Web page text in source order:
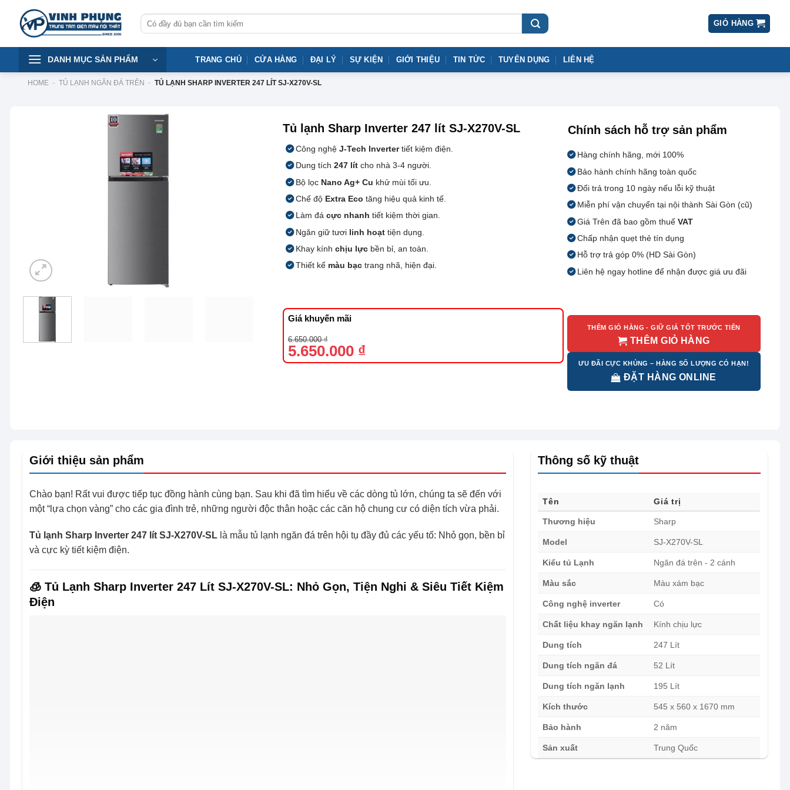
content
Tìm
kiếm:
GIỎ HÀNG
DANH MỤC SẢN PHẨM TRANG CHỦ CỬA HÀNG ĐẠI LÝ SỰ KIỆN GIỚI THIỆU TIN TỨC TUYỂN DỤNG LIÊN HỆ
HOME - TỦ LẠNH NGĂN ĐÁ TRÊN - TỦ LẠNH SHARP INVERTER 247 LÍT SJ-X270V-SL
Tủ lạnh Sharp Inverter 247 lít SJ-X270V-SL
Công nghệJ-Tech Invertertiết kiệm điện.
Dung tích247 lít cho nhà 3-4 người.
Bộ lọc Nano Ag+ Cu khử mùi tối ưu.
Chế độ Extra Eco tăng hiệu quả kinh tế.
Làm đácực nhanh tiết kiệm thời gian.
Ngăn giữ tươi linh hoạt tiện dụng.
Khay kínhchịu lực bền bỉ, an toàn.
Thiết kế màu bạc trang nhã, hiện đại.
Chính sách hỗ trợ sản phẩm
Hàng chính hãng, mới 100%
Bảo hành chính hãng toàn quốc
Đổi trả trong 10 ngày nếu lỗi kỹ thuật
Miễn phí vận chuyển tại nội thành Sài Gòn (cũ)
Giá Trên đã bao gồm thuếVAT
Chấp nhận quẹt thẻ tín dụng
Hỗ trợ trả góp 0% (HD Sài Gòn)
Liên hệ ngay hotline để nhận được giá ưu đãi
Giá khuyến mãi
6.650.000₫
Giá
gốc
là:
6.650.000 ₫.
5.650.000 ₫
Giá
hiện
tại
là:
THÊM GIỎ HÀNG - GIỮ GIÁ TỐT TRƯỚC TIÊN
THÊM GIỎ HÀNG
ƯU ĐÃI CỰC KHỦNG – HÀNG SỐ LƯỢNG CÓ HẠN!
ĐẶT HÀNG ONLINE
Giới thiệu sản phẩm
Chào bạn! Rất vui được tiếp tục đồng hành cùng bạn. Sau khi đã tìm hiểu về các dòng tủ lớn, chúng ta sẽ đến với
một “lựa chọn vàng” cho các gia đình trẻ, những người độc thân hoặc các căn hộ chung cư có diện tích vừa phải.
Tủ lạnh Sharp Inverter 247 lít SJ-X270V-SL là mẫu tủ lạnh ngăn đá trên hội tụ đầy đủ các yếu tố: Nhỏ gọn, bền bỉ
và cực kỳ tiết kiệm điện.
🧊 Tủ Lạnh Sharp Inverter 247 Lít SJ-X270V-SL: Nhỏ Gọn, Tiện Nghi & Siêu Tiết Kiệm
Điện
Thông số kỹ thuật
Tên Giá trị
Thương hiệu Sharp
Model SJ-X270V-SL
Kiểu tủ Lạnh Ngăn đá trên - 2 cánh
Màu sắc Màu xám bạc
Công nghệ inverter Có
Chất liệu khay ngăn lạnh Kính chịu lực
Dung tích 247 Lít
Dung tích ngăn đá 52 Lít
Dung tích ngăn lạnh 195 Lít
Kích thước 545 x 560 x 1670 mm
Bảo hành 2 năm
Sản xuất Trung Quốc